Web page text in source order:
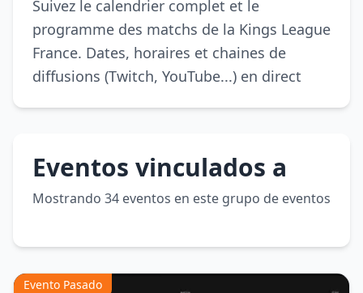
League
France
français
Suivez le calendrier complet et le
programme des matchs de la Kings League
France. Dates, horaires et chaines de
diffusions (Twitch, YouTube...) en direct
Eventos vinculados a
Mostrando 34 eventos en este grupo de eventos
Evento Pasado